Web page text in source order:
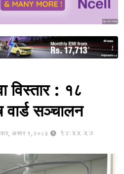
Sponsored
Sponsored
विस्तार : १८
वार्ड सञ्चालन
असार ९,२०८३ 14:55:57